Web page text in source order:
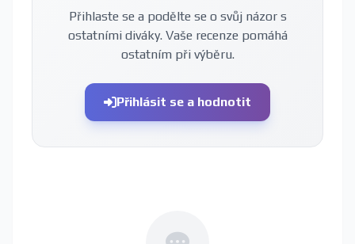
Přihlaste se a podělte se o svůj názor s
ostatními diváky. Vaše recenze pomáhá
ostatním při výběru.
Přihlásit se a hodnotit